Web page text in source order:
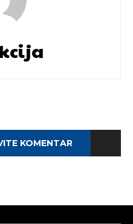
KOMENTAR